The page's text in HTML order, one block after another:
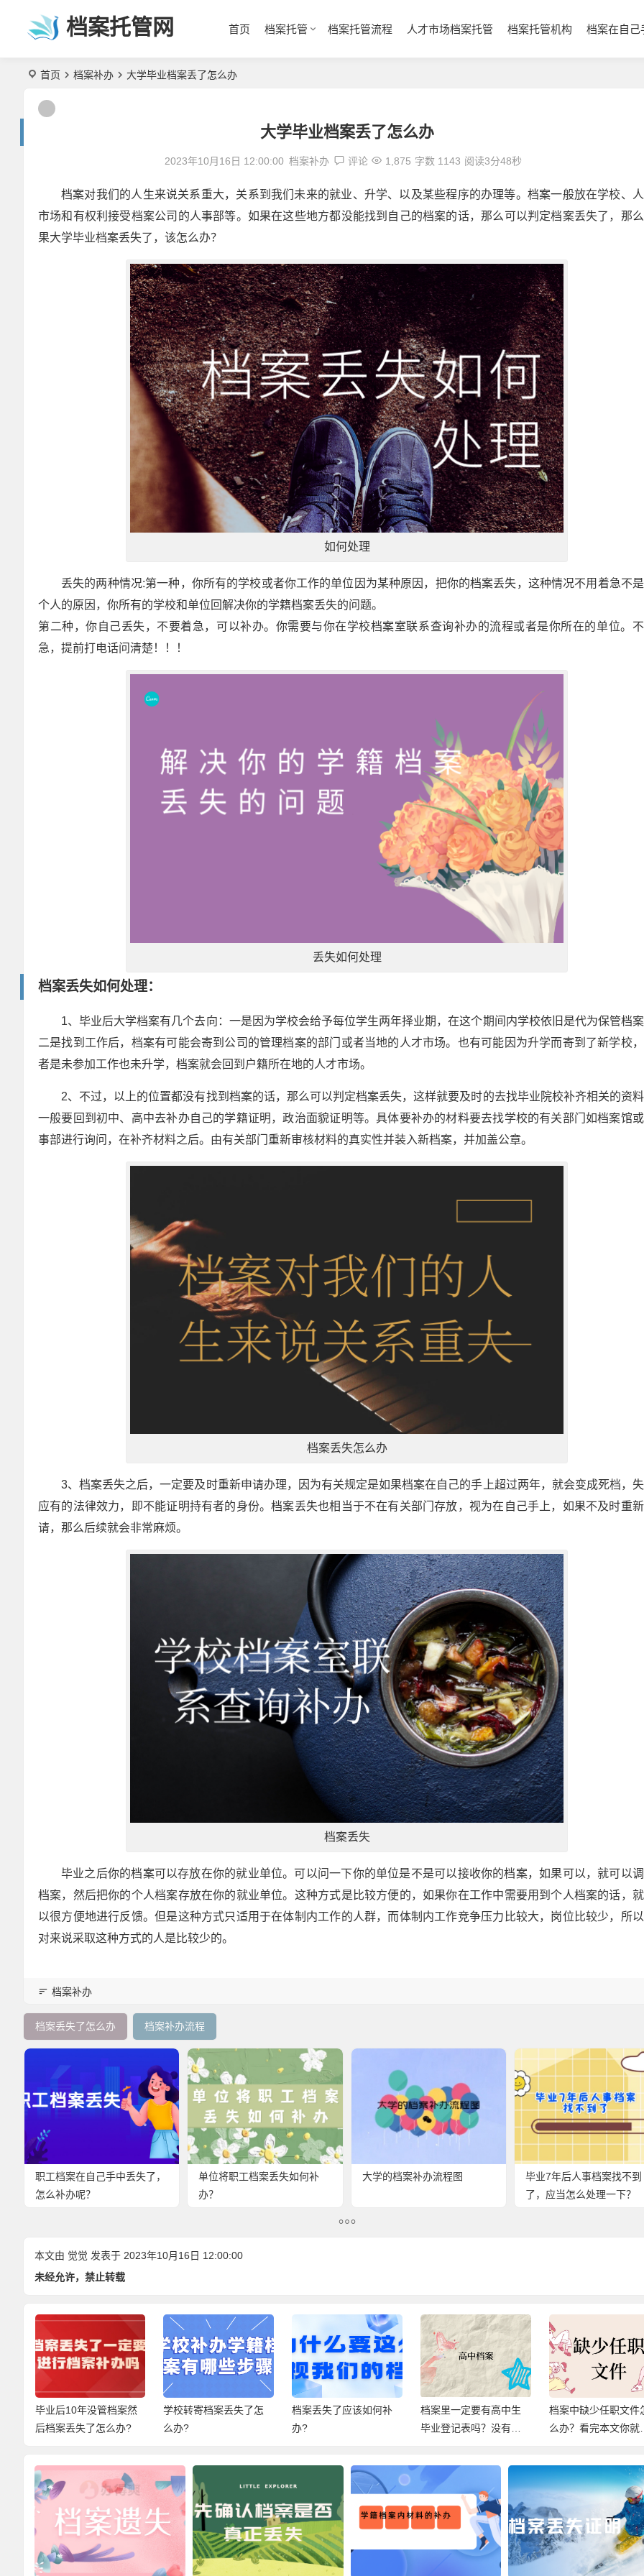
档案托管网 首页 档案托管 档案托管流程 人才市场档案托管 档案托管机构 档案在自己
首页 档案补办 大学毕业档案丢了怎么办
大学毕业档案丢了怎么办
2023年10月16日 12:00:00 档案补办 评论 1,875 字数 1143 阅读3分48秒
档案对我们的人生来说关系重大，关系到我们未来的就业、升学、以及某些程序的办理等。档案一般放在学校、
市场和有权利接受档案公司的人事部等。如果在这些地方都没能找到自己的档案的话，那么可以判定档案丢失了，那
果大学毕业档案丢失了，该怎么办？
如何处理
丢失的两种情况:第一种，你所有的学校或者你工作的单位因为某种原因，把你的档案丢失，这种情况不用着急不
个人的原因，你所有的学校和单位回解决你的学籍档案丢失的问题。
第二种，你自己丢失，不要着急，可以补办。你需要与你在学校档案室联系查询补办的流程或者是你所在的单位。
急，提前打电话问清楚！！！
丢失如何处理
档案丢失如何处理：
1、毕业后大学档案有几个去向：一是因为学校会给予每位学生两年择业期，在这个期间内学校依旧是代为保管档
二是找到工作后，档案有可能会寄到公司的管理档案的部门或者当地的人才市场。也有可能因为升学而寄到了新学校
者是未参加工作也未升学，档案就会回到户籍所在地的人才市场。
2、不过，以上的位置都没有找到档案的话，那么可以判定档案丢失，这样就要及时的去找毕业院校补齐相关的资
一般要回到初中、高中去补办自己的学籍证明，政治面貌证明等。具体要补办的材料要去找学校的有关部门如档案馆
事部进行询问，在补齐材料之后。由有关部门重新审核材料的真实性并装入新档案，并加盖公章。
档案丢失怎么办
3、档案丢失之后，一定要及时重新申请办理，因为有关规定是如果档案在自己的手上超过两年，就会变成死档，
应有的法律效力，即不能证明持有者的身份。档案丢失也相当于不在有关部门存放，视为在自己手上，如果不及时重
请，那么后续就会非常麻烦。
档案丢失
毕业之后你的档案可以存放在你的就业单位。可以问一下你的单位是不是可以接收你的档案，如果可以，就可以
档案，然后把你的个人档案存放在你的就业单位。这种方式是比较方便的，如果你在工作中需要用到个人档案的话，
以很方便地进行反馈。但是这种方式只适用于在体制内工作的人群，而体制内工作竞争压力比较大，岗位比较少，所
对来说采取这种方式的人是比较少的。
档案补办
档案丢失了怎么办 档案补办流程
职工档案在自己手中丢失了，
怎么补办呢？
单位将职工档案丢失如何补
办？
大学的档案补办流程图
毕业7年后人事档案找不到
了，应当怎么处理一下？
本文由 觉觉 发表于 2023年10月16日 12:00:00
未经允许，禁止转载
学校转寄档案丢失了怎
么办?
档案丢失了应该如何补
办?
档案里一定要有高中生
毕业登记表吗？没有的
档案中缺少任职文件怎
么办？看完本文你就明
档案不全补办不了会
开除公职吗？有疑问